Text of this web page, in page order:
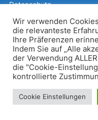
Datenschutz
Inspiro
Wir verwenden
die relevanteste
Ihre Präferenzen
Indem Sie auf „Alle
der Verwendung
die "Cookie-
kontrollierte
Cookie Einstellungen